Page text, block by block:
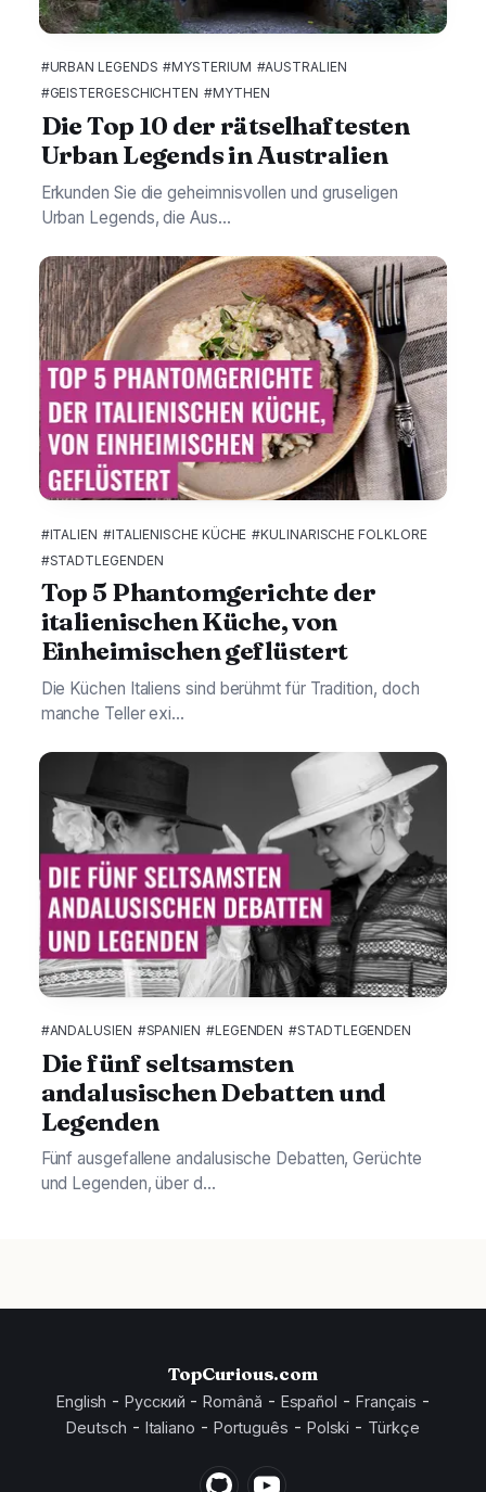
#URBAN LEGENDS #MYSTERIUM #AUSTRALIEN
#GEISTERGESCHICHTEN #MYTHEN
Die Top 10 der rätselhaftesten
Urban Legends in Australien
Erkunden Sie die geheimnisvollen und gruseligen
Urban Legends, die Aus...
#ITALIEN #ITALIENISCHE KÜCHE #KULINARISCHE FOLKLORE
#STADTLEGENDEN
Top 5 Phantomgerichte der
italienischen Küche, von
Einheimischen geflüstert
Die Küchen Italiens sind berühmt für Tradition, doch
manche Teller exi...
#ANDALUSIEN #SPANIEN #LEGENDEN #STADTLEGENDEN
Die fünf seltsamsten
andalusischen Debatten und
Legenden
Fünf ausgefallene andalusische Debatten, Gerüchte
und Legenden, über d...
TopCurious.com
English -Русский -Română - Español - Français -
Deutsch - Italiano - Português - Polski - Türkçe